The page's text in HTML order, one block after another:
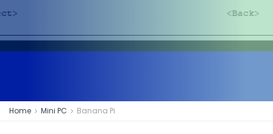
Home Mini PC Banana Pi